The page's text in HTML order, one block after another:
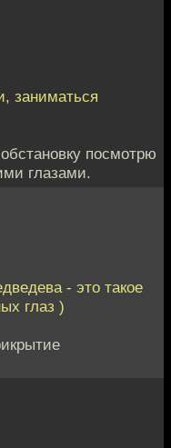
заниматься
посмотрю
глазами.
- это такое
глаз )